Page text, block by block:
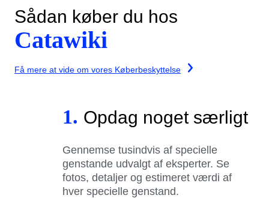
Sådan køber du hos
Catawiki
Få mere at vide om vores Køberbeskyttelse
1. Opdag noget særligt
Gennemse tusindvis af specielle
genstande udvalgt af eksperter. Se
fotos, detaljer og estimeret værdi af
hver specielle genstand.